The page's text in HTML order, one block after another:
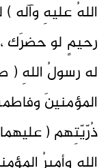
اللهُ عليهِ وآله
رحيمٍ لو حضرَك
له رسولُ اللهِ (
المؤمنينَ
ذُرّيّتِهم (